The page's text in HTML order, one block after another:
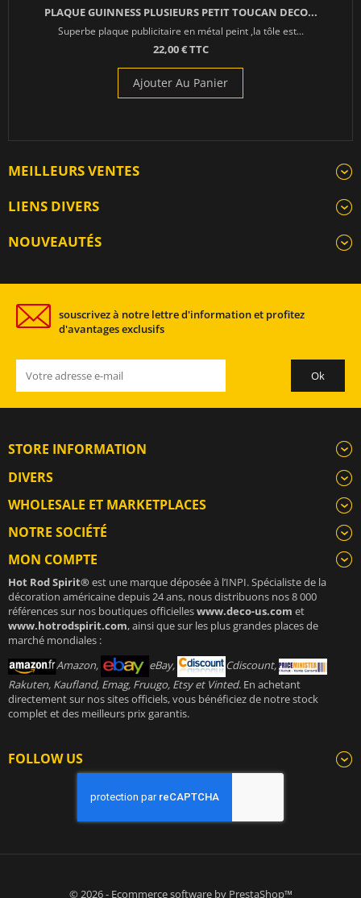
PLAQUE GUINNESS PLUSIEURS PETIT TOUCAN DECO...
Superbe plaque publicitaire en métal peint ,la tôle est...
22,00 € TTC
Ajouter Au Panier
MEILLEURS VENTES
LIENS DIVERS
NOUVEAUTÉS
souscrivez à notre lettre d'information et profitez
d'avantages exclusifs
STORE INFORMATION
DIVERS
WHOLESALE ET MARKETPLACES
NOTRE SOCIÉTÉ
MON COMPTE
Hot Rod Spirit®est une marque déposée à l’INPI. Spécialiste de la
décoration américaine depuis 24 ans, nous distribuons nos 8 000
références sur nos boutiques officielleswww.deco-us.com et
www.hotrodspirit.com, ainsi que sur les plus grandes places de
marché mondiales :
Amazon,
eBay,
Cdiscount,
Rakuten, Kaufland, Emag, Fruugo, Etsy et Vinted. En achetant
directement sur nos sites officiels, vous bénéficiez de notre stock
complet et des meilleurs prix garantis.
FOLLOW US
© 2026 - Ecommerce software by PrestaShop™